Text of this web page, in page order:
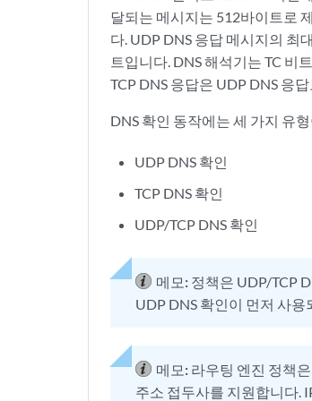
달되는 메시지는 512바이트로
다. UDP DNS 응답 메시지의 최
트입니다. DNS 해석기는 TC 비
TCP DNS 응답은 UDP DNS 응
DNS 확인 동작에는 세 가지 유
UDP DNS 확인
TCP DNS 확인
UDP/TCP DNS 확인
메모: 정책은 UDP/TCP
UDP DNS 확인이 먼저 사
메모: 라우팅 엔진 정책
주소 접두사를 지원합니다.